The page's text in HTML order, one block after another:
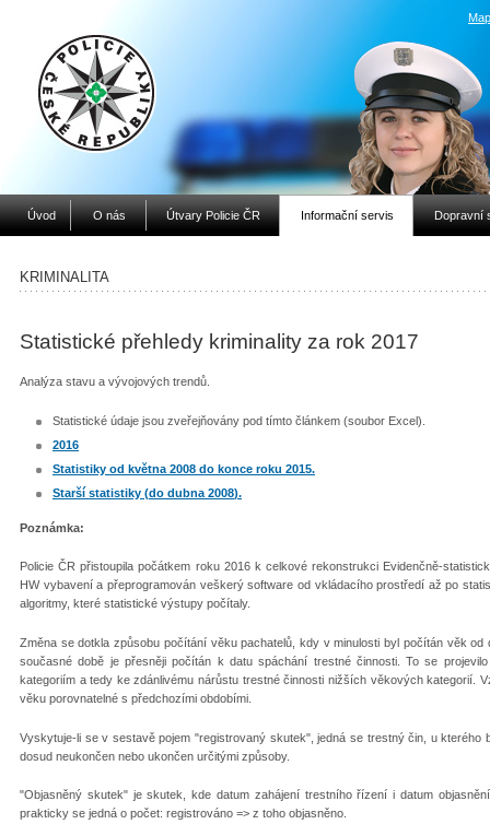
Úvod O nás Útvary Policie ČR Informační servis Dopravní
KRIMINALITA
Statistické přehledy kriminality za rok 2017
Analýza stavu a vývojových trendů.
Statistické údaje jsou zveřejňovány pod tímto článkem (soubor Excel).
2016
Statistiky od května 2008 do konce roku 2015.
Starší statistiky (do dubna 2008).
Poznámka:
Policie ČR přistoupila počátkem roku 2016 k celkové rekonstrukci Evidenčně-
HW vybavení a přeprogramován veškerý software od vkládacího prostředí až po
algoritmy, které statistické výstupy počítaly.
Změna se dotkla způsobu počítání věku pachatelů, kdy v minulosti byl počítán věk
současné době je přesněji počítán k datu spáchání trestné činnosti. To se
kategoriím a tedy ke zdánlivému nárůstu trestné činnosti nižších věkových kategorií.
věku porovnatelné s předchozími obdobími.
Vyskytuje-li se v sestavě pojem "registrovaný skutek", jedná se trestný čin, u kterého
dosud neukončen nebo ukončen určitými způsoby.
"Objasněný skutek" je skutek, kde datum zahájení trestního řízení i datum
prakticky se jedná o počet: registrováno => z toho objasněno.